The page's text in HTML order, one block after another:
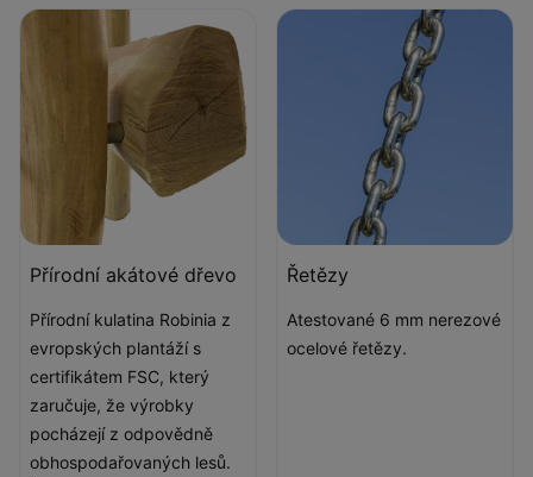
Přírodní akátové dřevo
Přírodní kulatina Robinia z
evropských plantáží s
certifikátem FSC, který
zaručuje, že výrobky
pocházejí z odpovědně
obhospodařovaných lesů.
Řetězy
Atestované 6 mm nerezové
ocelové řetězy.